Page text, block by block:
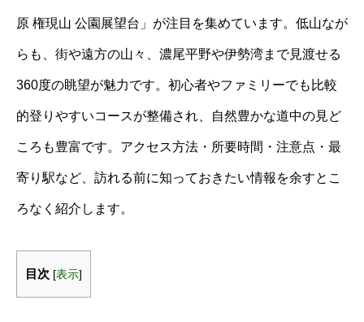
原 権現山 公園展望台」が注目を集めています。低山なが
らも、街や遠方の山々、濃尾平野や伊勢湾まで見渡せる
360度の眺望が魅力です。初心者やファミリーでも比較
的登りやすいコースが整備され、自然豊かな道中の見ど
ころも豊富です。アクセス方法・所要時間・注意点・最
寄り駅など、訪れる前に知っておきたい情報を余すとこ
ろなく紹介します。
目次 [表示]